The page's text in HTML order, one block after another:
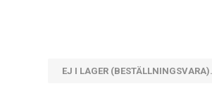
EJ I LAGER (BESTÄLLNINGSVARA).